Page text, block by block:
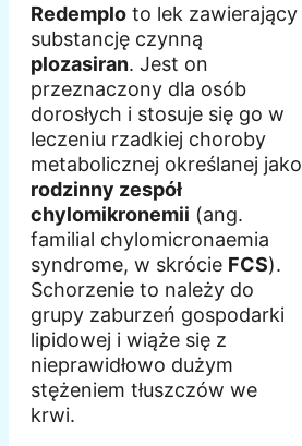
Redemplo to lek zawierający
substancję czynną
plozasiran. Jest on
przeznaczony dla osób
dorosłych i stosuje się go w
leczeniu rzadkiej choroby
metabolicznej określanej jako
rodzinny zespół
chylomikronemii (ang.
familial chylomicronaemia
syndrome, w skrócie FCS).
Schorzenie to należy do
grupy zaburzeń gospodarki
lipidowej i wiąże się z
nieprawidłowo dużym
stężeniem tłuszczów we
krwi.